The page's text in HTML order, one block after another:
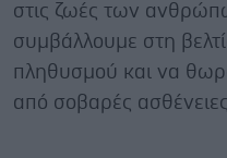
στις ζωές των
συμβάλλουμε στη
πληθυσμού και να
από σοβαρές